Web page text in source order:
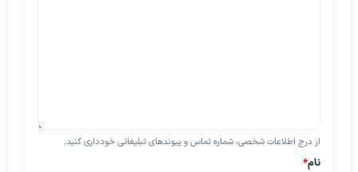
از درج اطلاعات شخصی، شماره تماس و پیوندهای تبلیغاتی خودداری کنید.
نام*